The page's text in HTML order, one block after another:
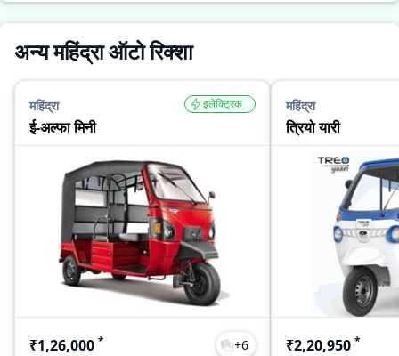
अन्य महिंद्रा ऑटो रिक्शा
महिंद्रा
ई-अल्फा मिनी
इलेक्ट्रिक
₹1,26,000 * +6
महिंद्रा
त्रियो यारी
₹2,20,950 *